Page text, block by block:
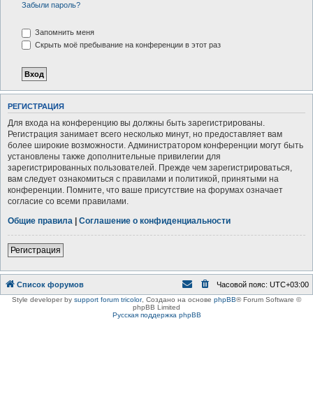
Забыли пароль?
Запомнить меня
Скрыть моё пребывание на конференции в этот раз
РЕГИСТРАЦИЯ
Для входа на конференцию вы должны быть зарегистрированы.
Регистрация занимает всего несколько минут, но предоставляет вам
более широкие возможности. Администратором конференции могут быть
установлены также дополнительные привилегии для
зарегистрированных пользователей. Прежде чем зарегистрироваться,
вам следует ознакомиться с правилами и политикой, принятыми на
конференции. Помните, что ваше присутствие на форумах означает
согласие со всеми правилами.
Общие правила | Соглашение о конфиденциальности
Регистрация
Список форумов Часовой пояс: UTC+03:00
Style developer by support forum tricolor, Создано на основе phpBB® Forum Software ©
phpBB Limited
Русская поддержка phpBB